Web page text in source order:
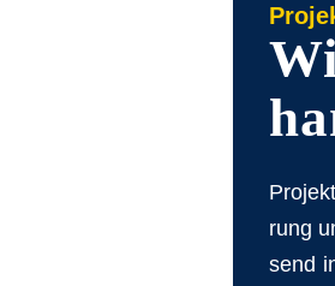
rung
send